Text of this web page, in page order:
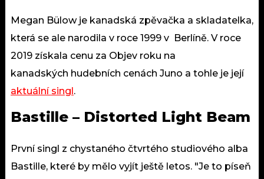
Megan Bülow je kanadská zpěvačka a skladatelka,
která se ale narodila v roce 1999 v Berlíně. V roce
2019 získala cenu za Objev roku na
kanadských hudebních cenách Juno a tohle je její
aktuální singl.
Bastille – Distorted Light Beam
První singl z chystaného čtvrtého studiového alba
Bastille, které by mělo vyjít ještě letos. "Je to píseň